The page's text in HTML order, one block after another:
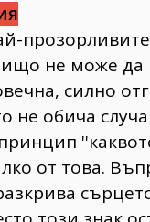
не може да
силно
не обича
от това.